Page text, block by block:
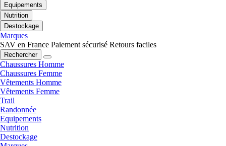
Equipements
Nutrition
Destockage
Marques
SAV en France Paiement sécurisé Retours faciles
Rechercher
Chaussures Homme
Chaussures Femme
Vêtements Homme
Vêtements Femme
Trail
Randonnée
Equipements
Nutrition
Destockage